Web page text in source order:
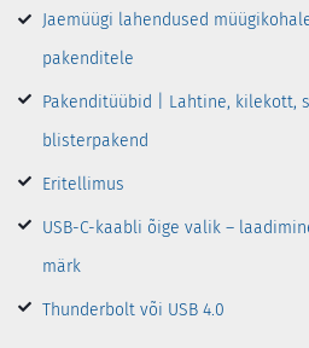
Jaemüügi lahendused
pakenditele
Pakenditüübid | Lahtine, kilekott,
blisterpakend
Eritellimus
USB-C-kaabli õige valik –
märk
Thunderbolt või USB 4.0